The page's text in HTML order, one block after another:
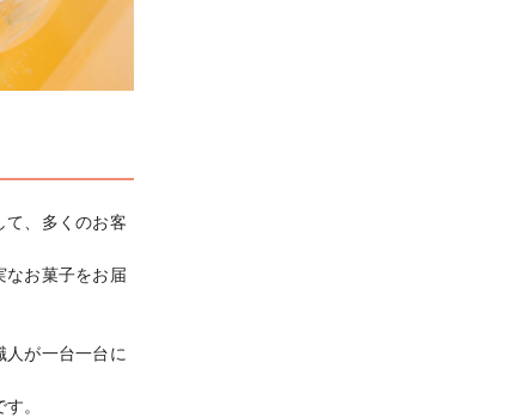
て、多くのお客
なお菓子をお届
が一台一台に
。